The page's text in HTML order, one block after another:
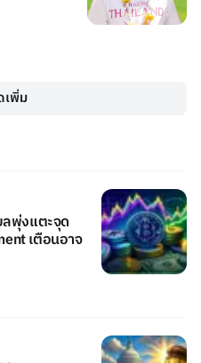
เพิ่ม
ลพุ่งแตะจุด
เตือนอาจ